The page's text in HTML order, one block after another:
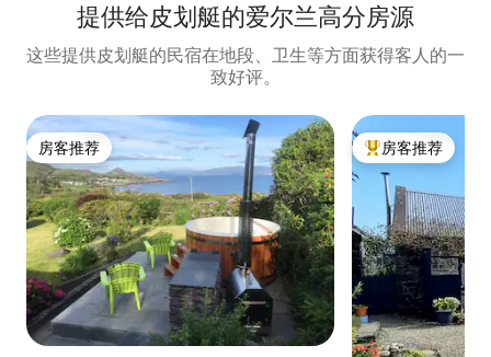
提供给皮划艇的爱尔兰高分房源
这些提供皮划艇的民宿在地段、卫生等方面获得客人的一
致好评。
房客推荐
房客推荐 热门「房客推荐」
房客推荐